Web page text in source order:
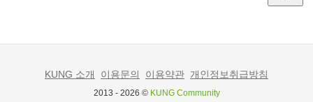
KUNG 소개 이용문의 이용약관 개인정보취급방침
2013 - 2026 © KUNG Community